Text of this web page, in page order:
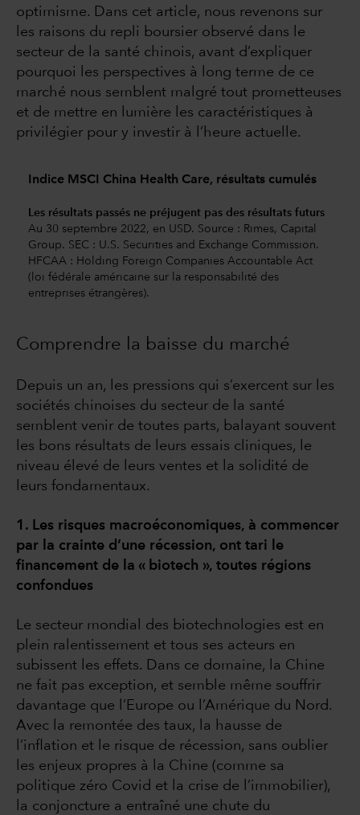
optimisme. Dans cet article, nous revenons sur
les raisons du repli boursier observé dans le
secteur de la santé chinois, avant d’expliquer
pourquoi les perspectives à long terme de ce
marché nous semblent malgré tout prometteuses
et de mettre en lumière les caractéristiques à
privilégier pour y investir à l’heure actuelle.
Indice MSCI China Health Care, résultats cumulés
Les résultats passés ne préjugent pas des résultats futurs
Au 30 septembre 2022, en USD. Source : Rimes, Capital
Group. SEC : U.S. Securities and Exchange Commission.
HFCAA : Holding Foreign Companies Accountable Act
(loi fédérale américaine sur la responsabilité des
entreprises étrangères).
Comprendre la baisse du marché
Depuis un an, les pressions qui s’exercent sur les
sociétés chinoises du secteur de la santé
semblent venir de toutes parts, balayant souvent
les bons résultats de leurs essais cliniques, le
niveau élevé de leurs ventes et la solidité de
leurs fondamentaux.
1. Les risques macroéconomiques, à commencer
par la crainte d’une récession, ont tari le
financement de la « biotech », toutes régions
confondues
Le secteur mondial des biotechnologies est en
plein ralentissement et tous ses acteurs en
subissent les effets. Dans ce domaine, la Chine
ne fait pas exception, et semble même souffrir
davantage que l’Europe ou l’Amérique du Nord.
Avec la remontée des taux, la hausse de
l’inflation et le risque de récession, sans oublier
les enjeux propres à la Chine (comme sa
politique zéro Covid et la crise de l’immobilier),
la conjoncture a entraîné une chute du